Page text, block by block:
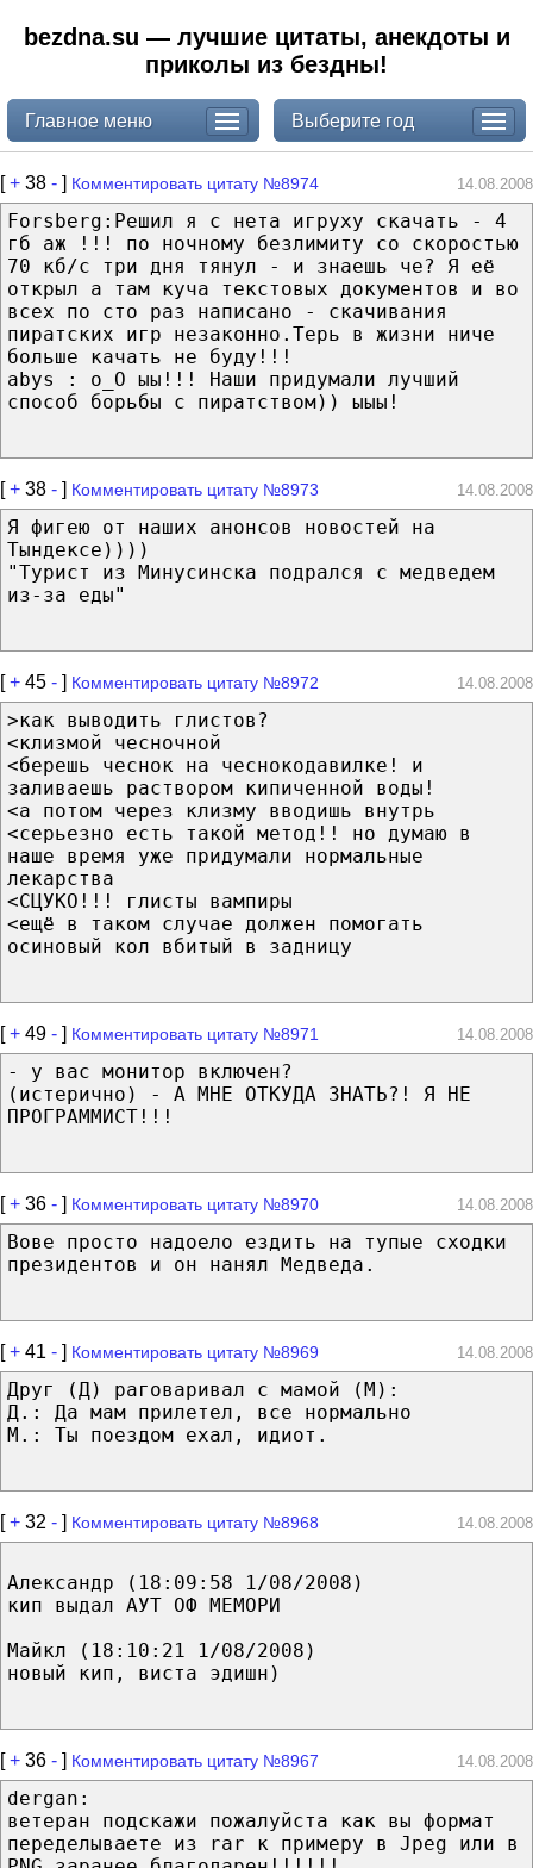
bezdna.su — лучшие цитаты, анекдоты и
приколы из бездны!
Главное меню Выберите год
[+ 38 - ] Комментировать цитату №8974 14.08.2008
Forsberg:Решил я с нета игруху скачать - 4
гб аж !!! по ночному безлимиту со скоростью
70 кб/с три дня тянул - и знаешь че? Я её
открыл а там куча текстовых документов и во
всех по сто раз написано - скачивания
пиратских игр незаконно.Терь в жизни ниче
больше качать не буду!!!
abys : o_O ыы!!! Наши придумали лучший
способ борьбы с пиратством)) ыыы!
[+ 38 - ] Комментировать цитату №8973 14.08.2008
Я фигею от наших анонсов новостей на
Тындексе))))
"Турист из Минусинска подрался с медведем
из-за еды"
[+ 45 - ] Комментировать цитату №8972 14.08.2008
>как выводить глистов?
<клизмой чесночной
<берешь чеснок на чеснокодавилке! и
заливаешь раствором кипиченной воды!
<а потом через клизму вводишь внутрь
<серьезно есть такой метод!! но думаю в
наше время уже придумали нормальные
лекарства
<СЦУКО!!! глисты вампиры
<ещё в таком случае должен помогать
осиновый кол вбитый в задницу
[+ 49 - ] Комментировать цитату №8971 14.08.2008
- у вас монитор включен?
(истерично) - А МНЕ ОТКУДА ЗНАТЬ?! Я НЕ
ПРОГРАММИСТ!!!
[+ 36 - ] Комментировать цитату №8970 14.08.2008
Вове просто надоело ездить на тупые сходки
президентов и он нанял Медведа.
[+ 41 - ] Комментировать цитату №8969 14.08.2008
Друг (Д) раговаривал с мамой (М):
Д.: Да мам прилетел, все нормально
М.: Ты поездом ехал, идиот.
[+ 32 - ] Комментировать цитату №8968 14.08.2008
Александр (18:09:58 1/08/2008)
кип выдал АУТ ОФ МЕМОРИ
Майкл (18:10:21 1/08/2008)
новый кип, виста эдишн)
[+ 36 - ] Комментировать цитату №8967 14.08.2008
dergan:
ветеран подскажи пожалуйста как вы формат
переделываете из rar к примеру в Jpeg или в